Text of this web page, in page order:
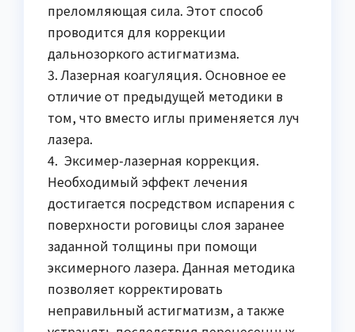
преломляющая сила. Этот способ
проводится для коррекции
дальнозоркого астигматизма.
3. Лазерная коагуляция. Основное ее
отличие от предыдущей методики в
том, что вместо иглы применяется луч
лазера.
4. Эксимер-лазерная коррекция.
Необходимый эффект лечения
достигается посредством испарения с
поверхности роговицы слоя заранее
заданной толщины при помощи
эксимерного лазера. Данная методика
позволяет корректировать
неправильный астигматизм, а также